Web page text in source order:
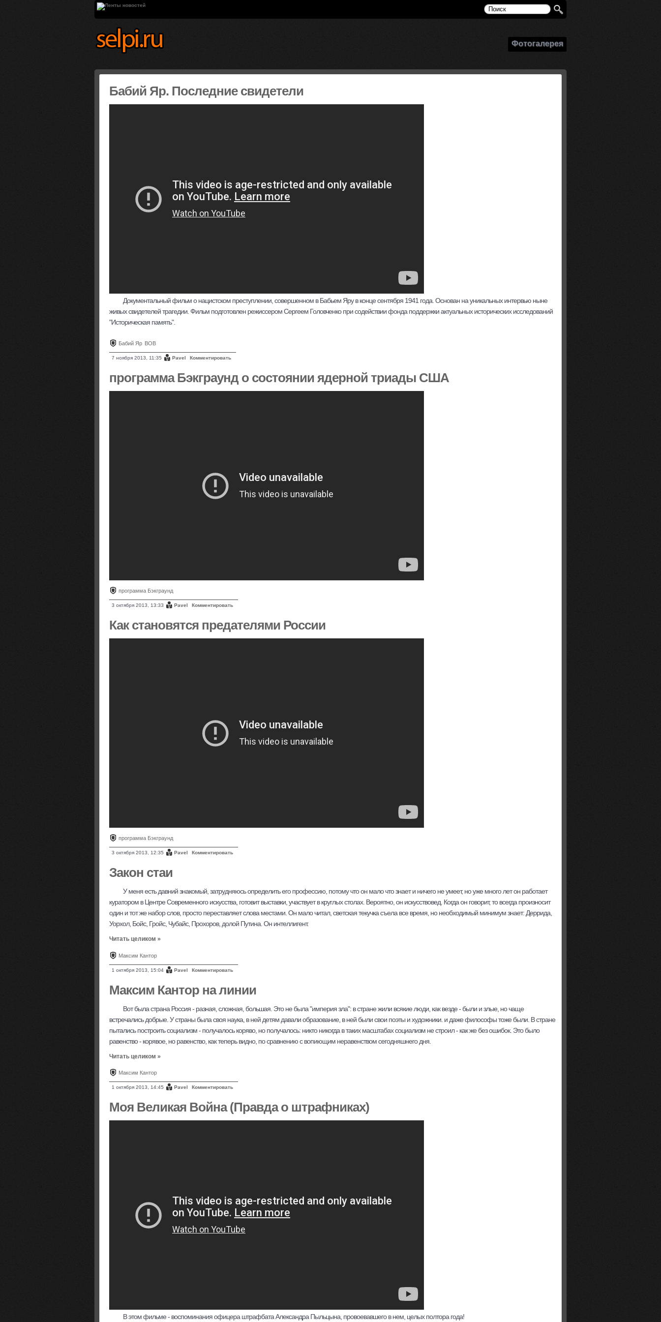
Фотогалерея
Бабий Яр. Последние свидетели
Документальный фильм о нацистском преступлении, совершенном в Бабьем Яру в конце сентября 1941 года. Основан на уникальных интервью ныне
живых свидетелей трагедии. Фильм подготовлен режиссером Сергеем Головченко при содействии фонда поддержки актуальных исторических исследований
"Историческая память".
Бабий Яр ВОВ
7 ноября 2013, 11:35 Pavel Комментировать
программа Бэкграунд о состоянии ядерной триады США
программа Бэкграунд
3 октября 2013, 13:33 Pavel Комментировать
Как становятся предателями России
программа Бэкграунд
3 октября 2013, 12:35 Pavel Комментировать
Закон стаи
У меня есть давний знакомый, затрудняюсь определить его профессию, потому что он мало что знает и ничего не умеет, но уже много лет он работает
куратором в Центре Современного искусства, готовит выставки, участвует в круглых столах. Вероятно, он искусствовед. Когда он говорит, то всегда произносит
один и тот же набор слов, просто переставляет слова местами. Он мало читал, светская текучка съела все время, но необходимый минимум знает: Деррида,
Уорхол, Бойс, Гройс, Чубайс, Прохоров, долой Путина. Он интеллигент.
Читать целиком »
Максим Кантор
1 октября 2013, 15:04 Pavel Комментировать
Максим Кантор на линии
Вот была страна Россия - разная, сложная, большая. Это не была "империя зла": в стране жили всякие люди, как везде - были и злые, но чаще
встречались добрые. У страны была своя наука, в ней детям давали образование, в ней были свои поэты и художники. и даже философы тоже были. В стране
пытались построить социализм - получалось коряво, но получалось: никто никогда в таких масштабах социализм не строил - как же без ошибок. Это было
равенство - корявое, но равенство, как теперь видно, по сравнению с вопиющим неравенством сегодняшнего дня.
Читать целиком »
Максим Кантор
1 октября 2013, 14:45 Pavel Комментировать
Моя Великая Война (Правда о штрафниках)
В этом фильме - воспоминания офицера штрафбата Александра Пыльцына, провоевавшего в нем, целых полтора года!